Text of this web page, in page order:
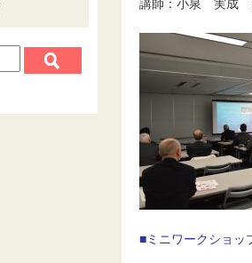
講師：小泉 実成
■ミニワークショッ